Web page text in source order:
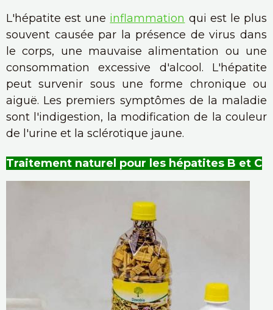
L'hépatite est une inflammation qui est le plus
souvent causée par la présence de virus dans
le corps, une mauvaise alimentation ou une
consommation excessive d'alcool. L'hépatite
peut survenir sous une forme chronique ou
aiguë. Les premiers symptômes de la maladie
sont l'indigestion, la modification de la couleur
de l'urine et la sclérotique jaune.
Traitement naturel pour les hépatites B et C